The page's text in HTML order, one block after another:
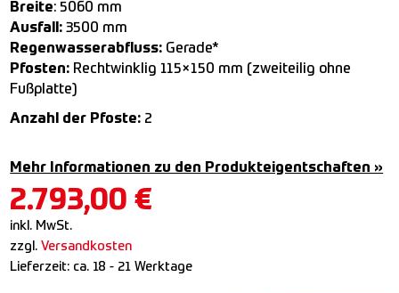
Breite: 5060 mm
Ausfall: 3500 mm
Regenwasserabfluss: Gerade*
Pfosten: Rechtwinklig 115×150 mm (zweiteilig ohne
Fußplatte)
Anzahl der Pfoste: 2
Mehr Informationen zu den Produkteigentschaften »
2.793,00 €
inkl. MwSt.
zzgl. Versandkosten
Lieferzeit: ca. 18 - 21 Werktage